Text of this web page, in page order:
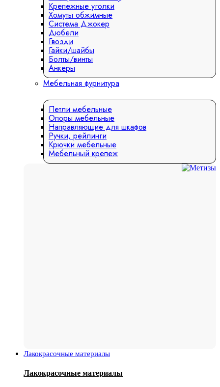
Крепежные уголки
Хомуты обжимные
Система Джокер
Дюбели
Гвозди
Гайки/шайбы
Болты/винты
Анкеры
Мебельная фурнитура
Петли мебельные
Опоры мебельные
Направляющие для шкафов
Ручки, рейлинги
Крючки мебельные
Мебельный крепеж
Лакокрасочные материалы
Лакокрасочные материалы